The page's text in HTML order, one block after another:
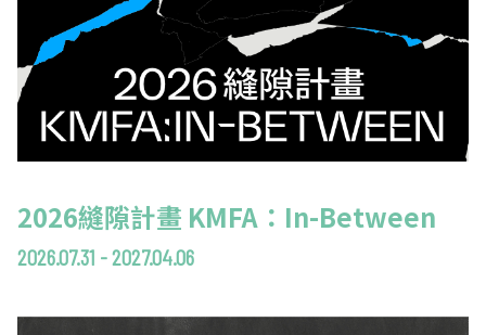
2026縫隙計畫 KMFA：In-Between
2026.07.31 - 2027.04.06